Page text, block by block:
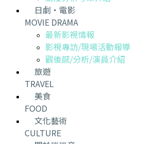
日劇・電影
MOVIE DRAMA
最新影視情報
影視專訪/現場活動報導
觀後感/分析/演員介紹
旅遊
TRAVEL
美食
FOOD
文化藝術
CULTURE